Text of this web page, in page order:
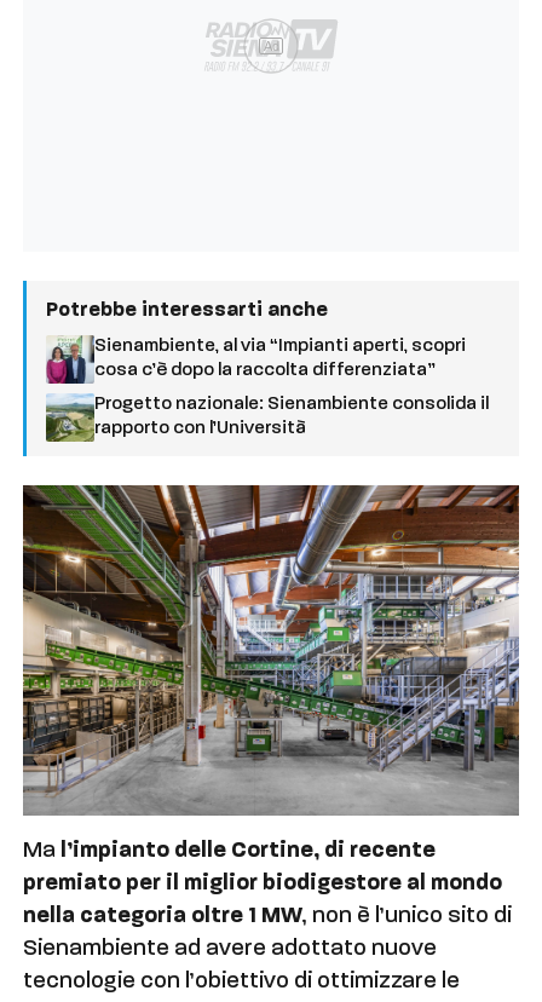
Ad
Potrebbe interessarti anche
Sienambiente, al via “Impianti aperti, scopri
cosa c’è dopo la raccolta differenziata”
Progetto nazionale: Sienambiente consolida il
rapporto con l’Università
Ma l’impianto delle Cortine, di recente
premiato per il miglior biodigestore al mondo
nella categoria oltre 1 MW, non è l’unico sito di
Sienambiente ad avere adottato nuove
tecnologie con l’obiettivo di ottimizzare le